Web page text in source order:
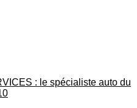
: le spécialiste auto du